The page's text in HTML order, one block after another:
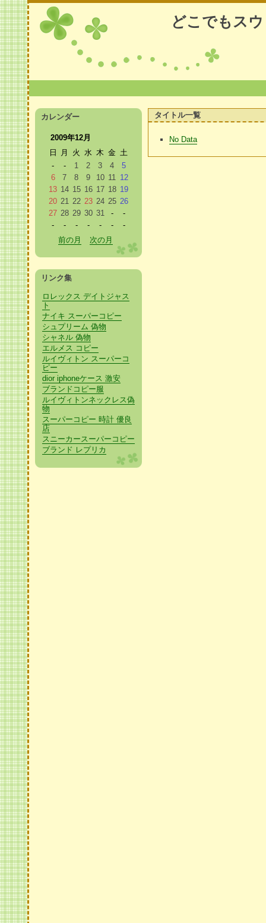
どこでもス
タイトル一覧
No Data
カレンダー
2009年12月
日
月 火 水 木 金 土
-
- 1 2 3 4
5
6
7 8 9 10 11 12
13 14 15 16 17 18 19
20 21 22 23 24 25 26
27 28 29 30 31 -
-
-
- - - - -
-
前の月
次の月
リンク集
ロレックス デイトジャス
ト
ナイキ スーパーコピー
シュプリーム 偽物
シャネル 偽物
エルメス コピー
ルイヴィトン スーパーコ
ピー
dior iphoneケース 激安
ブランドコピー服
ルイヴィトンネックレス偽
物
スーパーコピー 時計 優良
店
スニーカースーパーコピー
ブランド レプリカ